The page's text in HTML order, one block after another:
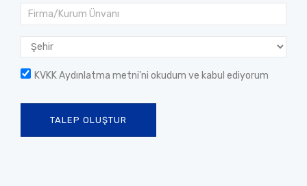
KVKK Aydınlatma metni'ni okudum ve kabul ediyorum
TALEP OLUŞTUR